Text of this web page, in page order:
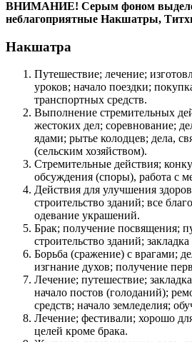
ВНИМАНИЕ! Серым фоном
неблагоприятные Накшатры,
Накшатра
Путешествие; лечение;
уроков; начало поездки;
транспортных средств.
Выполнение стремительных
жестоких дел; соревнование;
ядами; рытье колодцев; дела,
(сельским хозяйством).
Стремительные действия;
обсуждения (споры), работа с
Действия для улучшения
строительство зданий; все
одевание украшений.
Брак; получение посвящения;
строительство зданий;
Борьба (сражение) с врагами;
изгнание духов; получение
Лечение; путешествие;
начало постов (голоданий);
средств; начало земледелия;
Лечение; фестивали; хорошо
целей кроме брака.